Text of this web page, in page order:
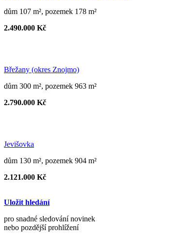
dům 107 m², pozemek 178 m²
2.490.000 Kč
Břežany (okres Znojmo)
dům 300 m², pozemek 963 m²
2.790.000 Kč
Jevišovka
dům 130 m², pozemek 904 m²
2.121.000 Kč
Uložit hledání
pro snadné sledování novinek
nebo pozdější prohlížení